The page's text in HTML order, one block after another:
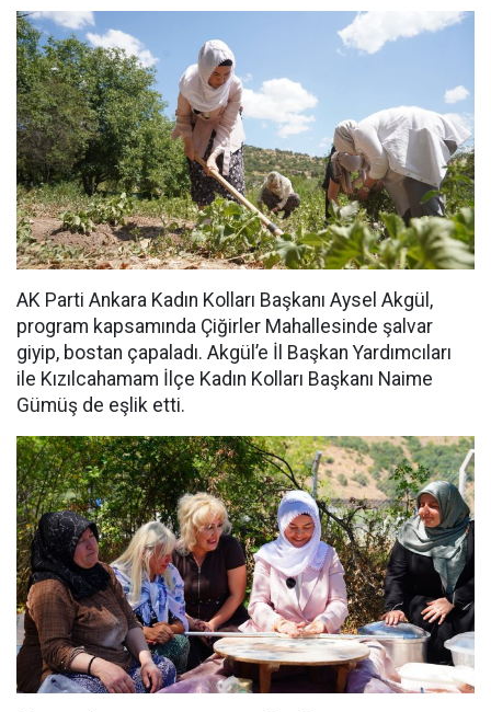
AK Parti Ankara Kadın Kolları Başkanı Aysel Akgül,
program kapsamında Çiğirler Mahallesinde şalvar
giyip, bostan çapaladı. Akgül’e İl Başkan Yardımcıları
ile Kızılcahamam İlçe Kadın Kolları Başkanı Naime
Gümüş de eşlik etti.